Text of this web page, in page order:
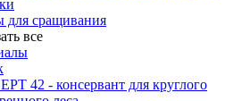
для сращивания
все
42 - консервант для круглого